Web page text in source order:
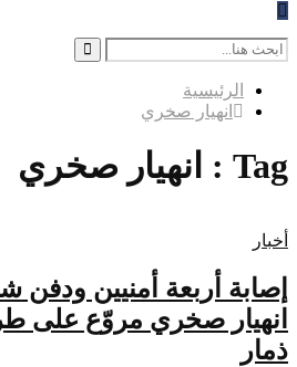
Search
for:
Search
الرئيسية
انهيار صخري
Tag : انهيار صخري
أخبار
إصابة أربعة أمنيين ودفن
انهيار صخري مروّع على
ذمار